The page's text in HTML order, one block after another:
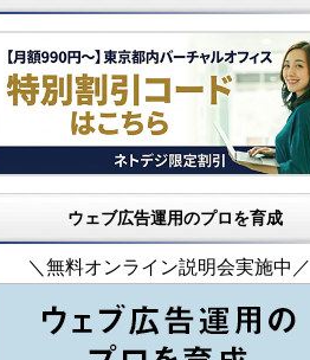
ウェブ広告運用のプロを育成
＼無料オンライン説明会実施中／